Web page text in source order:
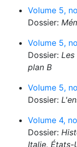
Volume 5,
Dossier:
Volume 5,
Dossier: Les
plan B
Volume 5,
Dossier:
Volume 4,
Dossier:
Italie, États-